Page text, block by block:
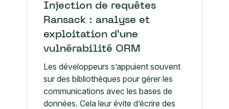
Injection de requêtes
Ransack : analyse et
exploitation d’une
vulnérabilité ORM
Les développeurs s’appuient souvent
sur des bibliothèques pour gérer les
communications avec les bases de
données. Cela leur évite d’écrire des